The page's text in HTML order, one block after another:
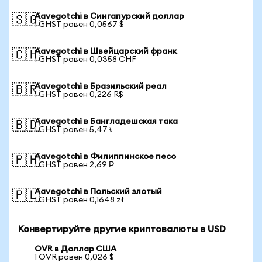
🇸🇬Aavegotchi в Сингапурский доллар
1 GHST равен 0,0567 $
🇨🇭Aavegotchi в Швейцарский франк
1 GHST равен 0,0358 CHF
🇧🇷Aavegotchi в Бразильский реал
1 GHST равен 0,226 R$
🇧🇩Aavegotchi в Бангладешская така
1 GHST равен 5,47 ৳
🇵🇭Aavegotchi в Филиппинское песо
1 GHST равен 2,69 ₱
🇵🇱Aavegotchi в Польский злотый
1 GHST равен 0,1648 zł
Конвертируйте другие криптовалюты в USD
OVR в Доллар США
1 OVR равен 0,026 $